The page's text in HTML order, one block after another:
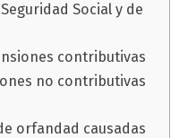
Social y de
contributivas
no contributivas
orfandad causadas